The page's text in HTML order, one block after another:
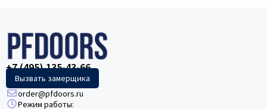
+7 (495) 135-43-66
Вызвать замерщика
order@pfdoors.ru
Режим работы: